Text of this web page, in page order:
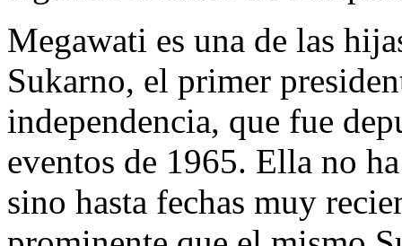
Megawati es una de las
Sukarno, el primer
independencia, que fue
eventos de 1965. Ella no
sino hasta fechas muy